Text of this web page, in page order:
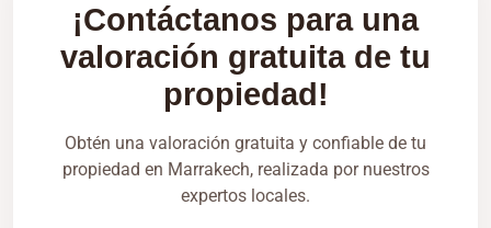
¡Contáctanos para una
valoración gratuita de tu
propiedad!
Obtén una valoración gratuita y confiable de tu
propiedad en Marrakech, realizada por nuestros
expertos locales.